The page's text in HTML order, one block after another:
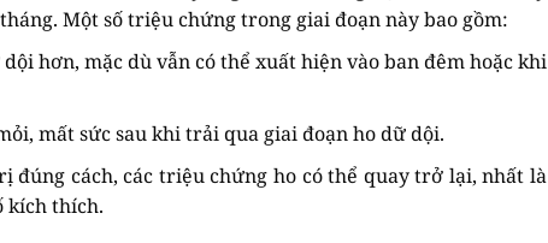
Một số triệu chứng trong giai đoạn này bao gồm:
hơn, mặc dù vẫn có thể xuất hiện vào ban đêm hoặc khi
mất sức sau khi trải qua giai đoạn ho dữ dội.
đúng cách, các triệu chứng ho có thể quay trở lại, nhất là
kích thích.